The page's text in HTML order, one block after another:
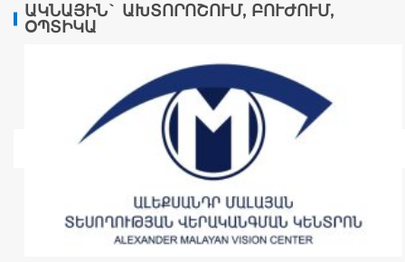
ԱԿՆԱՅԻՆ` ԱԽՏՈՐՈՇՈՒՄ, ԲՈՒԺՈՒՄ,
ՕՊՏԻԿԱ